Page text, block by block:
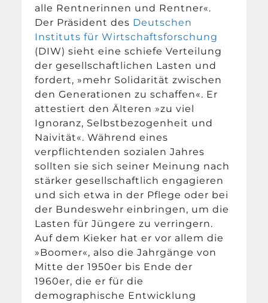
alle Rentnerinnen und Rentner«.
Der Präsident des Deutschen
Instituts für Wirtschaftsforschung
(DIW) sieht eine schiefe Verteilung
der gesellschaftlichen Lasten und
fordert, »mehr Solidarität zwischen
den Generationen zu schaffen«. Er
attestiert den Älteren »zu viel
Ignoranz, Selbstbezogenheit und
Naivität«. Während eines
verpflichtenden sozialen Jahres
sollten sie sich seiner Meinung nach
stärker gesellschaftlich engagieren
und sich etwa in der Pflege oder bei
der Bundeswehr einbringen, um die
Lasten für Jüngere zu verringern.
Auf dem Kieker hat er vor allem die
»Boomer«, also die Jahrgänge von
Mitte der 1950er bis Ende der
1960er, die er für die
demographische Entwicklung